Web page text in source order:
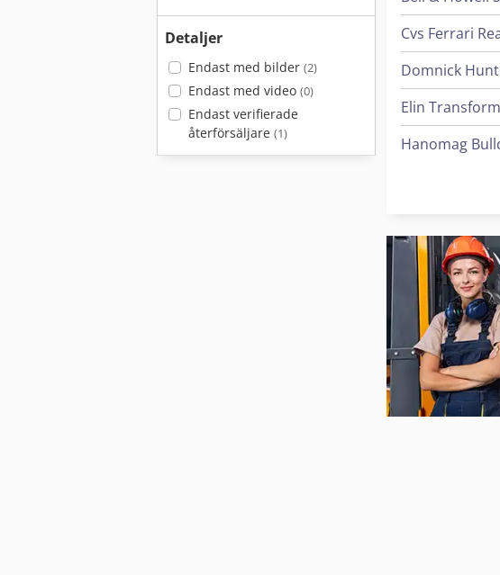
Detaljer
Endast med bilder (2)
Endast med video (0)
Endast verifierade
återförsäljare (1)
Cvs Ferrari
Domnick
Elin
Hanomag
Hp Skrivare